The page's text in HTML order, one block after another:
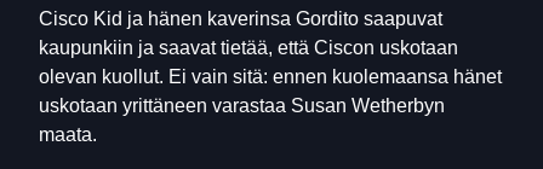
Cisco Kid ja hänen kaverinsa Gordito saapuvat
kaupunkiin ja saavat tietää, että Ciscon uskotaan
olevan kuollut. Ei vain sitä: ennen kuolemaansa hänet
uskotaan yrittäneen varastaa Susan Wetherbyn
maata.